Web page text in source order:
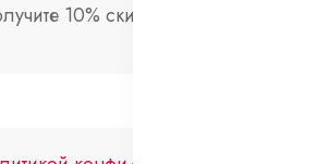
10% скидки на первый